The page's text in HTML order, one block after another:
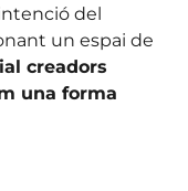
del
un espai de
creadors
una forma